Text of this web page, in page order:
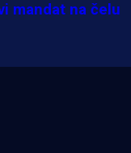
mandat na čelu